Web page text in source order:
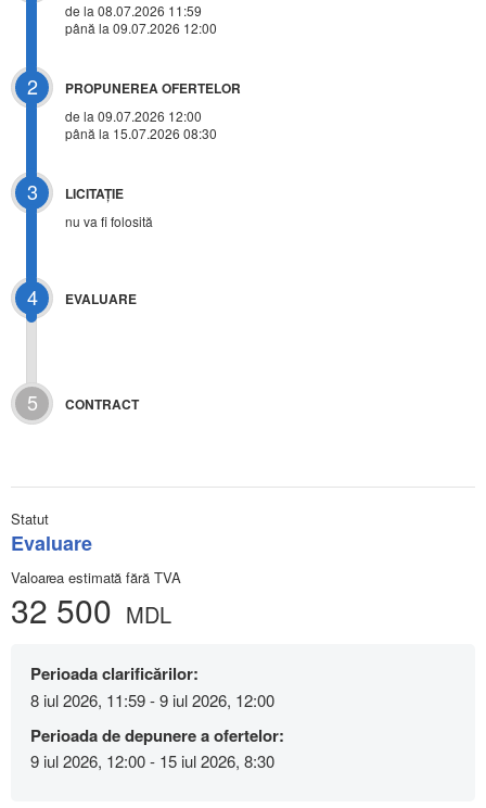
de la 08.07.2026 11:59
până la 09.07.2026 12:00
2 PROPUNEREA OFERTELOR
de la 09.07.2026 12:00
până la 15.07.2026 08:30
3 LICITAŢIE
nu va fi folosită
4 EVALUARE
5 CONTRACT
Statut
Evaluare
Valoarea estimată fără TVA
32 500 MDL
Perioada clarificărilor:
8 iul 2026, 11:59 - 9 iul 2026, 12:00
Perioada de depunere a ofertelor:
9 iul 2026, 12:00 - 15 iul 2026, 8:30